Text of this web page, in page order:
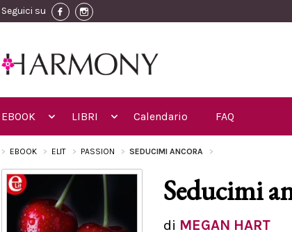
Seguici su
EBOOK LIBRI Calendario FAQ
EBOOK ELIT PASSION SEDUCIMI ANCORA
Seducimi
di MEGAN HART